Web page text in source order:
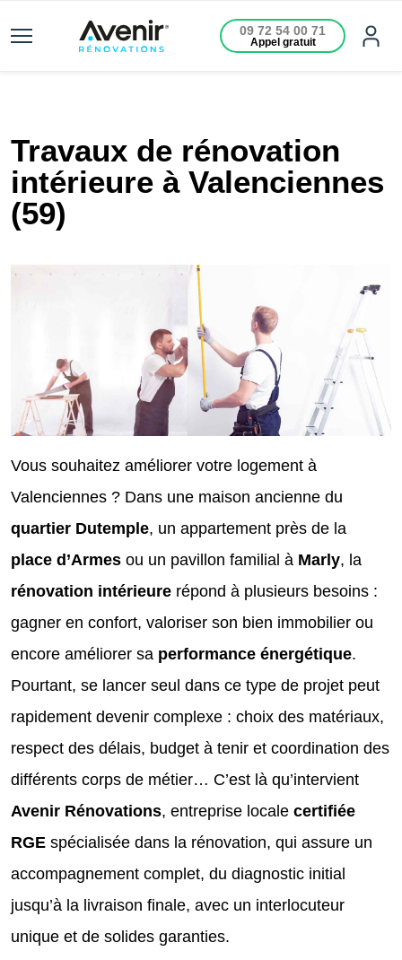
09 72 54 00 71
Appel gratuit
Travaux de rénovation
intérieure à Valenciennes
(59)
Vous souhaitez améliorer votre logement à
Valenciennes ? Dans une maison ancienne du
quartier Dutemple, un appartement près de la
place d’Armes ou un pavillon familial à Marly, la
rénovation intérieure répond à plusieurs besoins :
gagner en confort, valoriser son bien immobilier ou
encore améliorer sa performance énergétique.
Pourtant, se lancer seul dans ce type de projet peut
rapidement devenir complexe : choix des matériaux,
respect des délais, budget à tenir et coordination des
différents corps de métier… C’est là qu’intervient
Avenir Rénovations, entreprise locale certifiée
RGE spécialisée dans la rénovation, qui assure un
accompagnement complet, du diagnostic initial
jusqu’à la livraison finale, avec un interlocuteur
unique et de solides garanties.